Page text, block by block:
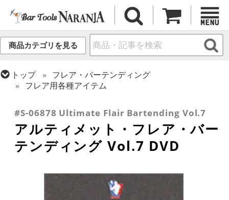
商品カテゴリを見る
トップ
フレア・バーテンディング
フレア用各種アイテム
#S-06878 Ultimate Flair Bartending Vol.7
アルティメット・フレア・バー
テンディング Vol.7 DVD